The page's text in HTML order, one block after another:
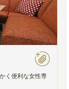
く便利な女性専